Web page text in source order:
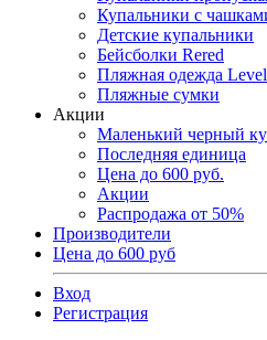
Купальники с
Детские купальники
Бейсболки Rered
Пляжная одежда
Пляжные сумки
Акции
Маленький черный
Последняя единица
Цена до 600 руб.
Акции
Распродажа от 50%
Производители
Цена до 600 руб
Вход
Регистрация